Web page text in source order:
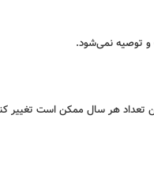
و توصیه نمی‌شود.
بین ۱۶ تا ۲۰ تیم متغیر است. این تعداد هر سال ممکن است